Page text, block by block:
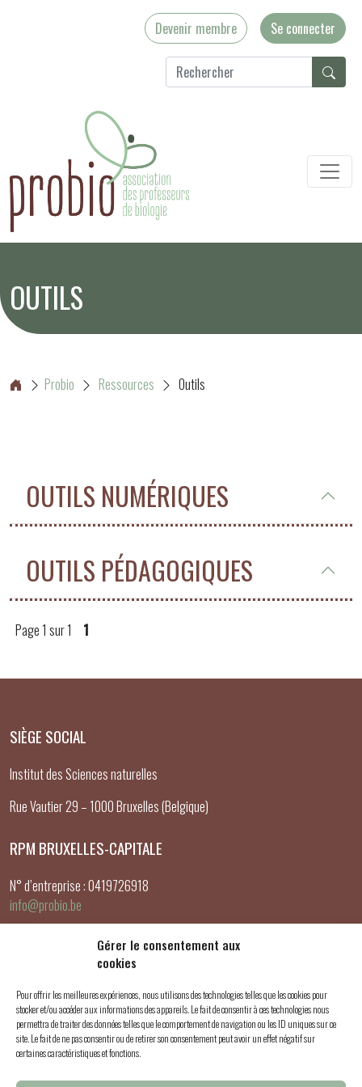
Gérer le consentement aux
cookies
Pour offrir les meilleures expériences, nous utilisons des technologies telles que les cookies pour
stocker et/ou accéder aux informations des appareils. Le fait de consentir à ces technologies nous
permettra de traiter des données telles que le comportement de navigation ou les ID uniques sur ce
site. Le fait de ne pas consentir ou de retirer son consentement peut avoir un effet négatif sur
certaines caractéristiques et fonctions.
Devenir membre Se connecter
OUTILS
Probio Ressources Outils
OUTILS NUMÉRIQUES
OUTILS PÉDAGOGIQUES
Page 1 sur 1 1
SIÈGE SOCIAL
Institut des Sciences naturelles
Rue Vautier 29 – 1000 Bruxelles (Belgique)
RPM BRUXELLES-CAPITALE
N° d’entreprise : 0419726918
info@probio.be
Panier
Validation de la commande
SUIVEZ-NOUS